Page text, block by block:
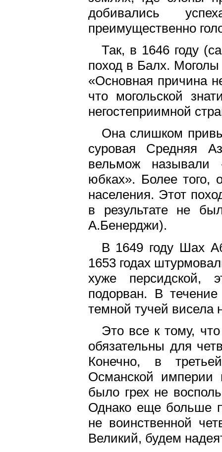
добивались
преимущественно
Так, в 1646 году
поход в Балх.
«Основная причина
что могольской
негостеприимной
Она слишком
суровая Средняя
вельмож называли
юбках». Более того,
населения. Этот
в результате не
А.Бенерджи).
В 1649 году Шах
1653 годах
хуже персидской,
подорван. В
темной тучей висела
Это все к тому,
обязательны для
Конечно, в
Османской империи
было грех не
Однако еще больше
не воинственной
Великий, будем